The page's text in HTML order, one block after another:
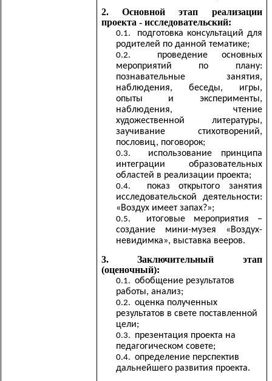
2. Основной этап реализации
проекта - исследовательский:
подготовка консультаций для
родителей по данной тематике;
проведение основных
мероприятий по плану:
познавательные занятия,
наблюдения, беседы, игры,
опыты и эксперименты,
наблюдения, чтение
художественной литературы,
заучивание стихотворений,
пословиц, поговорок;
использование принципа
интеграции образовательных
областей в реализации проекта;
показ открытого занятия
исследовательской деятельности:
«Воздух имеет запах?»;
итоговые мероприятия –
создание мини-музея «Воздух-
невидимка», выставка вееров.
3. Заключительный этап
(оценочный):
обобщение результатов
работы, анализ;
оценка полученных
результатов в свете поставленной
цели;
презентация проекта на
педагогическом совете;
определение перспектив
дальнейшего развития проекта.